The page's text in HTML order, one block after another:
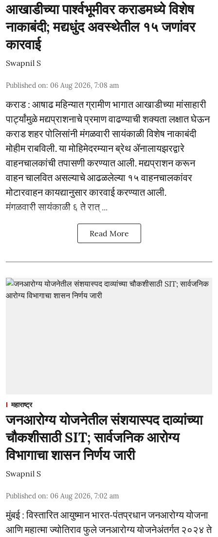
आखाडीच्या पार्श्वभूमीवर कराडमध्ये विशेष
नाकाबंदी; मद्यधुंद अवस्थेतील १५ जणांवर
कारवाई
Swapnil S
Published on: 06 Aug 2026, 7:08 am
कराड : आषाढ महिन्यात ग्रामीण भागात आखाडीच्या मांसाहारी
पार्ट्यांमुळे मद्यप्राशनाचे प्रमाण वाढण्याची शक्यता लक्षात घेऊन
कराड शहर पोलिसांनी मंगळवारी सायंकाळी विशेष नाकाबंदी
मोहीम राबविली. या मोहिमेदरम्यान ब्रेथ ॲनालायझरद्वारे
वाहनचालकांची तपासणी करण्यात आली. मद्यप्राशन करून
वाहन चालवित असल्याचे आढळलेल्या १५ वाहनचालकांवर
मोटारवाहन कायद्यानुसार कारवाई करण्यात आली.
मंगळवारी सायंकाळी ६ ते रात् ...
Read More
महाराष्ट्र
जनआरोग्य योजनेतील संशयास्पद दाव्यांच्या
चौकशीसाठी SIT; सार्वजनिक आरोग्य
विभागाचा शासन निर्णय जारी
Swapnil S
Published on: 06 Aug 2026, 7:02 am
मुंबई : विस्तारित आयुष्मान भारत-पंतप्रधान जनआरोग्य योजना
आणि महात्मा ज्योतिराव फुले जनआरोग्य योजनेअंतर्गत २०२४ ते